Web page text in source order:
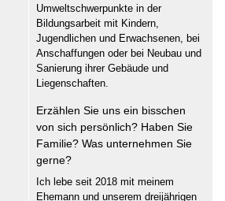
Umweltschwerpunkte in der
Bildungsarbeit mit Kindern,
Jugendlichen und Erwachsenen, bei
Anschaffungen oder bei Neubau und
Sanierung ihrer Gebäude und
Liegenschaften.
Erzählen Sie uns ein bisschen
von sich persönlich? Haben Sie
Familie? Was unternehmen Sie
gerne?
Ich lebe seit 2018 mit meinem
Ehemann und unserem dreijährigen